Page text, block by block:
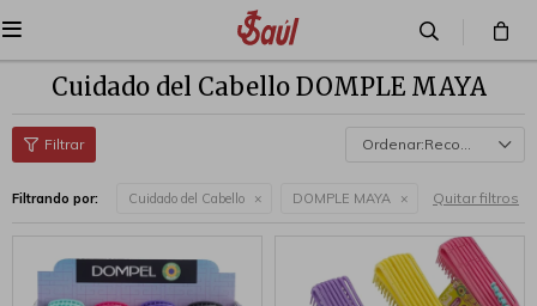

Cuidado del Cabello DOMPLE MAYA
Recomendados
Filtrando por: Cuidado del Cabello DOMPLE MAYA Quitar filtros